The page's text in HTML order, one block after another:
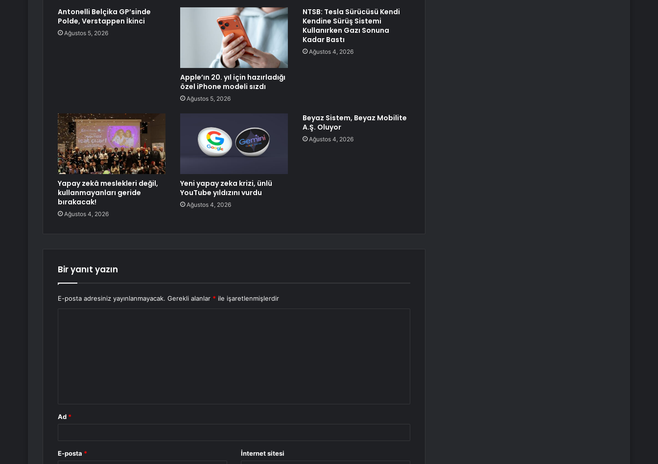
Antonelli Belçika GP’sinde
Polde, Verstappen İkinci
Ağustos 5, 2026
Apple’ın 20. yıl için hazırladığı
özel iPhone modeli sızdı
Ağustos 5, 2026
NTSB: Tesla Sürücüsü Kendi
Kendine Sürüş Sistemi
Kullanırken Gazı Sonuna
Kadar Bastı
Ağustos 4, 2026
Yapay zekâ meslekleri değil,
kullanmayanları geride
bırakacak!
Ağustos 4, 2026
Yeni yapay zeka krizi, ünlü
YouTube yıldızını vurdu
Ağustos 4, 2026
Beyaz Sistem, Beyaz Mobilite
A.Ş. Oluyor
Ağustos 4, 2026
Bir yanıt yazın
E-posta adresiniz yayınlanmayacak. Gerekli alanlar * ile işaretlenmişlerdir
Ad *
E-posta * İnternet sitesi